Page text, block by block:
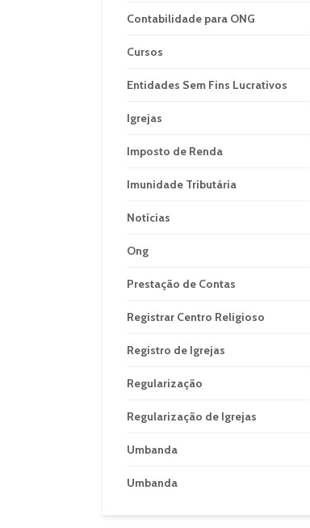
Contabilidade para ONG
Cursos
Entidades Sem Fins Lucrativos
Igrejas
Imposto de Renda
Imunidade Tributária
Notícias
Ong
Prestação de Contas
Registrar Centro Religioso
Registro de Igrejas
Regularização
Regularização de Igrejas
Umbanda
Umbanda